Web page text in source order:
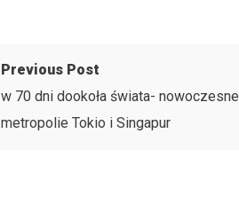
Previous Post
w 70 dni dookoła świata- nowoczesne
metropolie Tokio i Singapur